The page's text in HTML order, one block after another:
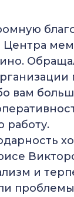
Центра
вам
работу.
и